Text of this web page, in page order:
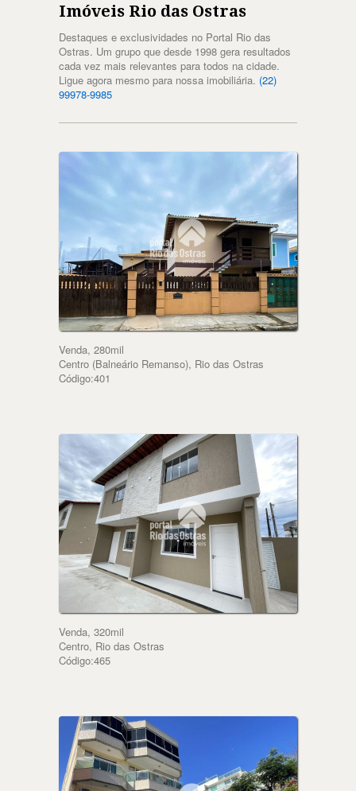
Imóveis Rio das Ostras
Destaques e exclusividades no Portal Rio das
Ostras. Um grupo que desde 1998 gera resultados
cada vez mais relevantes para todos na cidade.
Ligue agora mesmo para nossa imobiliária. (22)
99978-9985
Venda, 280mil
Centro (Balneário Remanso), Rio das Ostras
Código:401
Venda, 320mil
Centro, Rio das Ostras
Código:465